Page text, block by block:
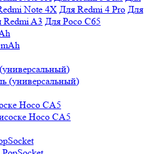
Note 4X Для Redmi 4 Pro Для
Redmi A3 Для Poco C65
Hoco CA5